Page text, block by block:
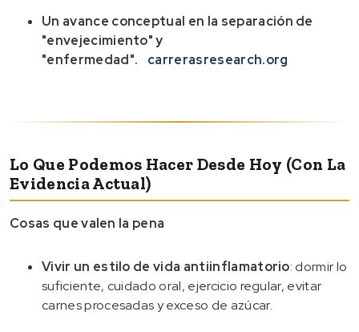
Un avance conceptual en la separación de
"envejecimiento" y
"enfermedad".
carrerasresearch.org
Lo Que Podemos Hacer Desde Hoy (con La
Evidencia Actual)
Cosas que valen la pena
Vivir un estilo de vida antiinflamatorio: dormir lo
suficiente, cuidado oral, ejercicio regular, evitar
carnes procesadas y exceso de azúcar.